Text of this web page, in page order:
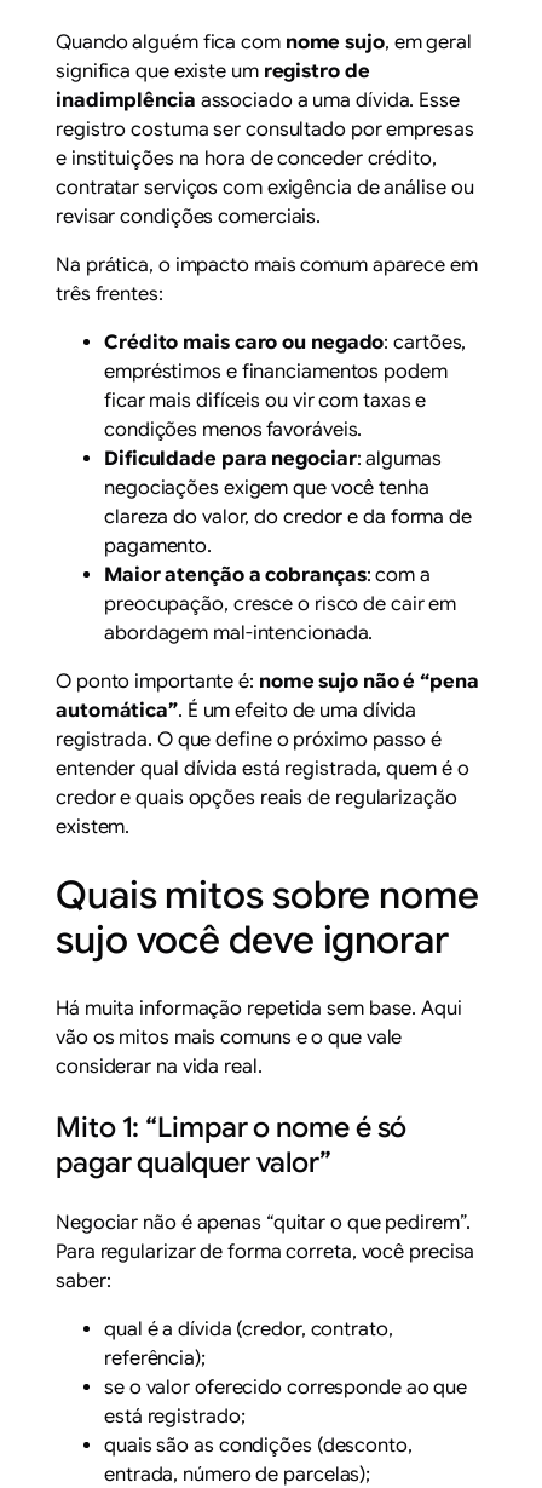
Quando alguém fica com nome sujo, em geral
significa que existe um registro de
inadimplência associado a uma dívida. Esse
registro costuma ser consultado por empresas
e instituições na hora de conceder crédito,
contratar serviços com exigência de análise ou
revisar condições comerciais.
Na prática, o impacto mais comum aparece em
três frentes:
Crédito mais caro ou negado: cartões,
empréstimos e financiamentos podem
ficar mais difíceis ou vir com taxas e
condições menos favoráveis.
Dificuldade para negociar: algumas
negociações exigem que você tenha
clareza do valor, do credor e da forma de
pagamento.
Maior atenção a cobranças: com a
preocupação, cresce o risco de cair em
abordagem mal-intencionada.
O ponto importante é: nome sujo não é “pena
automática”. É um efeito de uma dívida
registrada. O que define o próximo passo é
entenderqual dívida está registrada,quemé o
credor equaisopções reais de regularização
existem.
Quais mitos sobre nome
sujo você deve ignorar
Há muita informação repetida sem base. Aqui
vão os mitos mais comuns e o que vale
considerar na vida real.
Mito 1: “Limpar o nome é só
pagar qualquer valor”
Negociar não é apenas “quitar o que pedirem”.
Para regularizar de forma correta, você precisa
saber:
qual é a dívida (credor, contrato,
referência);
se o valor oferecido corresponde ao que
está registrado;
quais são as condições (desconto,
entrada, número de parcelas);